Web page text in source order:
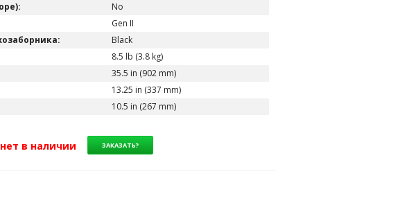
No
Gen II
Black
8.5 lb (3.8 kg)
35.5 in (902 mm)
13.25 in (337 mm)
10.5 in (267 mm)
нет в наличии